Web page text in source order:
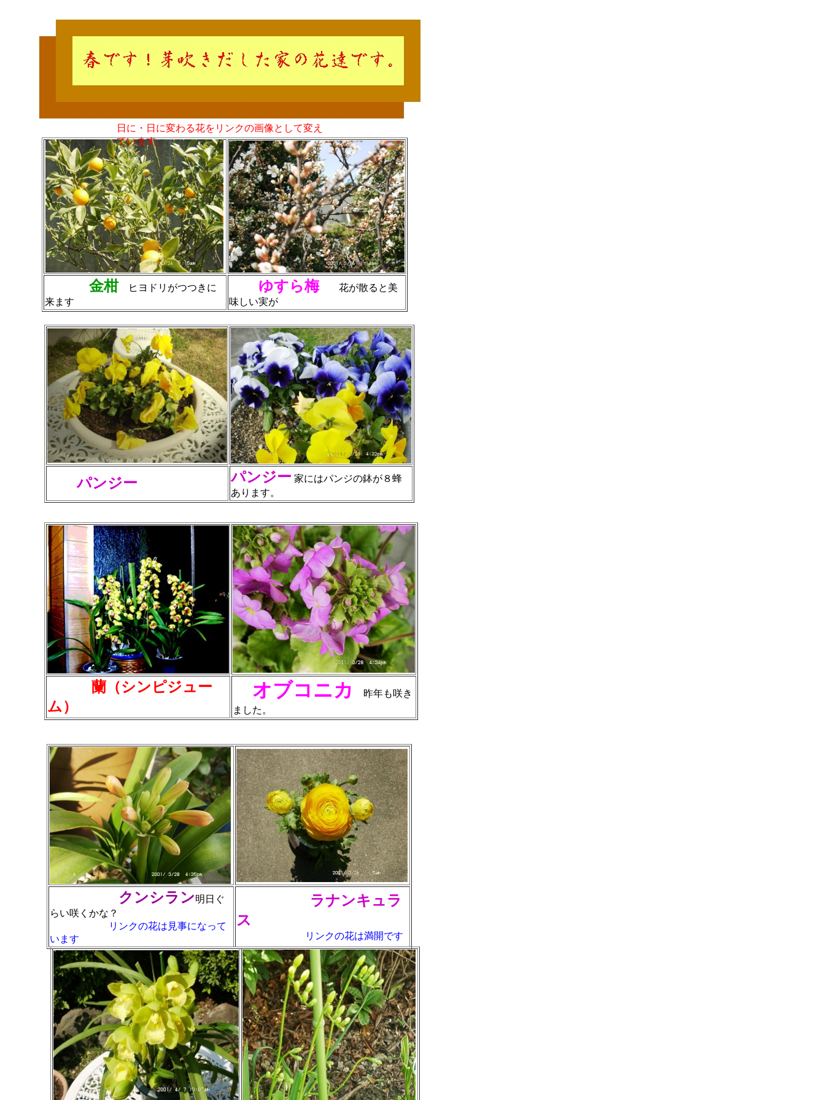
金柑 ヒヨドリがつつきに
来ます
ゆすら梅花が散ると美
味しい実が
パンジー パンジー 家にはパンジの鉢が８蜂
あります。
蘭（シンピジュー
ム）
オブコニカ
昨年も咲き
ました。
クンシラン明日ぐ
らい咲くかな？
リンクの花は見事になって
います
ラナンキュラ
ス
リンクの花は満開です
日に・日に変わる花をリンクの画像として変え
ています。